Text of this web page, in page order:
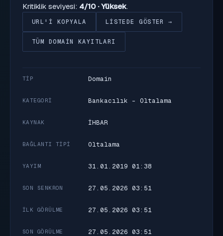
Kritiklik seviyesi: 4/10 · Yüksek.
URL'I KOPYALA LISTEDE GÖSTER →
TÜM DOMAIN KAYITLARI
TIP Domain
KATEGORI Bankacılık - Oltalama
KAYNAK İHBAR
BAĞLANTI TIPI Oltalama
YAYIM 31.01.2019 01:38
SON SENKRON 27.05.2026 03:51
İLK GÖRÜLME 27.05.2026 03:51
SON GÖRÜLME 27.05.2026 03:51